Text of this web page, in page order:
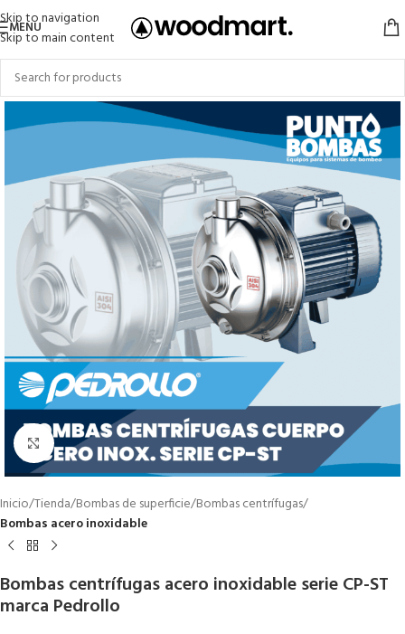
Skip to navigation
Skip to main content
MENU
Click to enlarge
Inicio Tienda Bombas de superficie Bombas centrífugas
Bombas acero inoxidable
Bombas centrífugas acero inoxidable serie CP-ST
marca Pedrollo